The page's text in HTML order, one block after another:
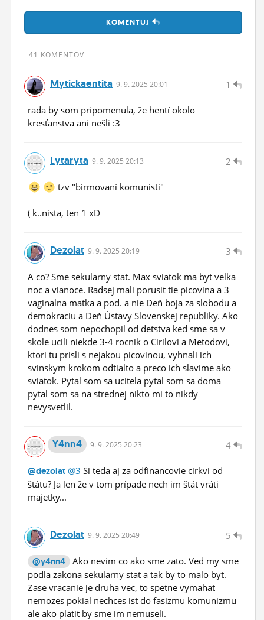
ĽUDIA
MÔJ PROFIL
NASTAVENIA
ROLETA
KOMENTUJ
41 KOMENTOV
1
Mytickaentita 9. 9. 2025 20:01
rada by som pripomenula, že hentí okolo
kresťanstva ani nešli :3
2
Lytaryta 9. 9. 2025 20:13
tzv "birmovaní komunisti"
( k..nista, ten 1 xD
3
Dezolat 9. 9. 2025 20:19
A co? Sme sekularny stat. Max sviatok ma byt velka
noc a vianoce. Radsej mali porusit tie picovina a 3
vaginalna matka a pod. a nie Deň boja za slobodu a
demokraciu a Deň Ústavy Slovenskej republiky. Ako
dodnes som nepochopil od detstva ked sme sa v
skole ucili niekde 3-4 rocnik o Cirilovi a Metodovi,
ktori tu prisli s nejakou picovinou, vyhnali ich
svinskym krokom odtialto a preco ich slavime ako
sviatok. Pytal som sa ucitela pytal som sa doma
pytal som sa na strednej nikto mi to nikdy
nevysvetlil.
4
Y4nn4 9. 9. 2025 20:23
@dezolat @3 Si teda aj za odfinancovie cirkvi od
štátu? Ja len že v tom prípade nech im štát vráti
majetky...
5
Dezolat 9. 9. 2025 20:49
@y4nn4 Ako nevim co ako sme zato. Ved my sme
podla zakona sekularny stat a tak by to malo byt.
Zase vracanie je druha vec, to spetne vymahat
nemozes pokial nechces ist do fasizmu komunizmu
ale ako platit by sme im nemuseli.